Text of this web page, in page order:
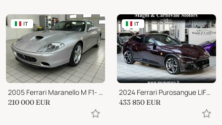
IT
2005 Ferrari Maranello M F1- IVA ESPOSTA
210 000 EUR
IT
2024 Ferrari Purosangue LIFT SYSTEM|CARBON PACK|BURMESTER|LED MATRIX|360°V
433 850 EUR